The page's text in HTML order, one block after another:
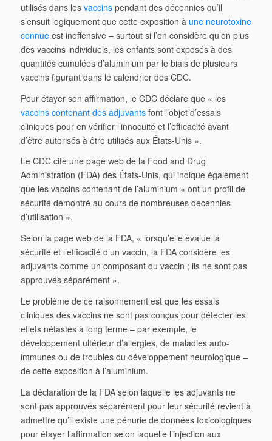
utilisés dans les vaccinspendant des décennies qu’il
s’ensuit logiquement que cette exposition à une neurotoxine
connueest inoffensive – surtout si l’on considère qu’en plus
des vaccins individuels, les enfants sont exposés à des
quantités cumulées d’aluminium par le biais de plusieurs
vaccins figurant dans le calendrier des CDC.
Pour étayer son affirmation, le CDC déclare que « les
vaccins contenant des adjuvantsfont l’objet d’essais
cliniques pour en vérifier l’innocuité et l’efficacité avant
d’être autorisés à être utilisés aux États-Unis ».
Le CDC cite une page web de la Food and Drug
Administration (FDA) des États-Unis, qui indique également
que les vaccins contenant de l’aluminium « ont un profil de
sécurité démontré au cours de nombreuses décennies
d’utilisation ».
Selon la page web de la FDA, « lorsqu’elle évalue la
sécurité et l’efficacité d’un vaccin, la FDA considère les
adjuvants comme un composant du vaccin ; ils ne sont pas
approuvés séparément ».
Le problème de ce raisonnement est que les essais
cliniques des vaccins ne sont pas conçus pour détecter les
effets néfastes à long terme – par exemple, le
développement ultérieur d’allergies, de maladies auto-
immunes ou de troubles du développement neurologique –
de cette exposition à l’aluminium.
La déclaration de la FDA selon laquelle les adjuvants ne
sont pas approuvés séparément pour leur sécurité revient à
admettre qu’il existe une pénurie de données toxicologiques
pour étayer l’affirmation selon laquelle l’injection aux